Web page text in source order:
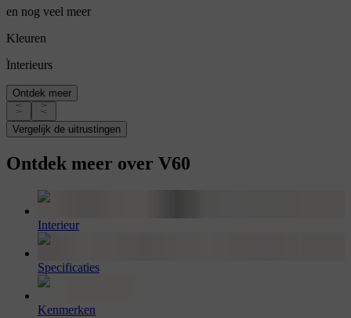
en nog veel meer
Kleuren
Interieurs
Ontdek meer
Vergelijk de uitrustingen
Ontdek meer over V60
Interieur
Specificaties
Kenmerken